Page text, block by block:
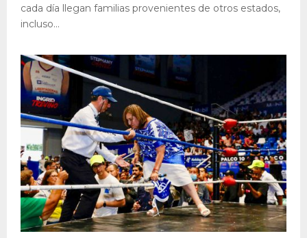
cada día llegan familias provenientes de otros estados,
incluso...